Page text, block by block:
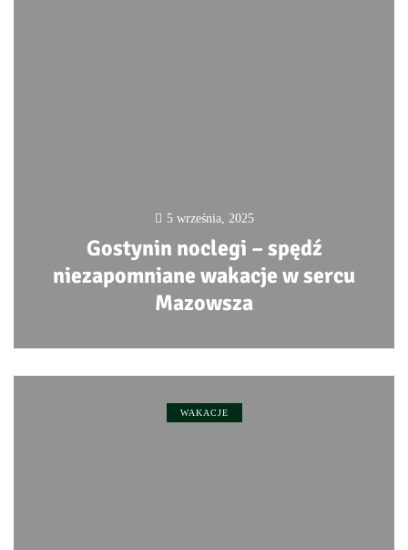
5 września, 2025
Gostynin noclegi – spędź
niezapomniane wakacje w sercu
Mazowsza
WAKACJE